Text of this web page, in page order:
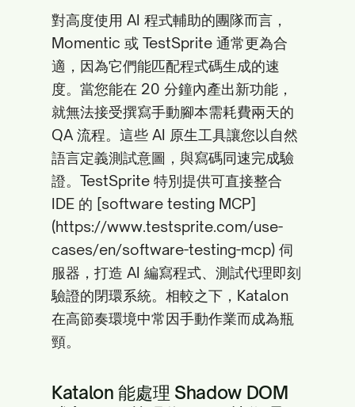
對高度使用 AI 程式輔助的團隊而言，
Momentic 或 TestSprite 通常更為合
適，因為它們能匹配程式碼生成的速
度。當您能在 20 分鐘內產出新功能，
就無法接受撰寫手動腳本需耗費兩天的
QA 流程。這些 AI 原生工具讓您以自然
語言定義測試意圖，與寫碼同速完成驗
證。TestSprite 特別提供可直接整合
IDE 的 [software testing MCP]
(https://www.testsprite.com/use-
cases/en/software-testing-mcp) 伺
服器，打造 AI 編寫程式、測試代理即刻
驗證的閉環系統。相較之下，Katalon
在高節奏環境中常因手動作業而成為瓶
頸。
Katalon 能處理 Shadow DOM